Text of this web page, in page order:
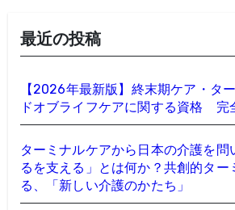
最近の投稿
【2026年最新版】終末期ケア・タ
ドオブライフケアに関する資格 完
ターミナルケアから日本の介護を
るを支える」とは何か？共創的ター
る、「新しい介護のかたち」